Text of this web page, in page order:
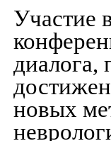
Участие
диалога,
новых